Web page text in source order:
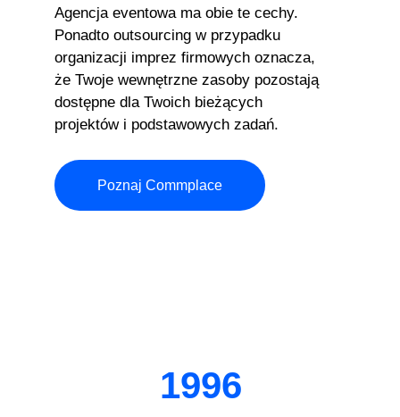
Agencja eventowa ma obie te cechy.
Ponadto outsourcing w przypadku
organizacji imprez firmowych oznacza,
że ​​Twoje wewnętrzne zasoby pozostają
dostępne dla Twoich bieżących
projektów i podstawowych zadań.
Poznaj Commplace
1996